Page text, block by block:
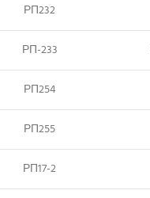
РП232
РП-233
РП254
РП255
РП17-2